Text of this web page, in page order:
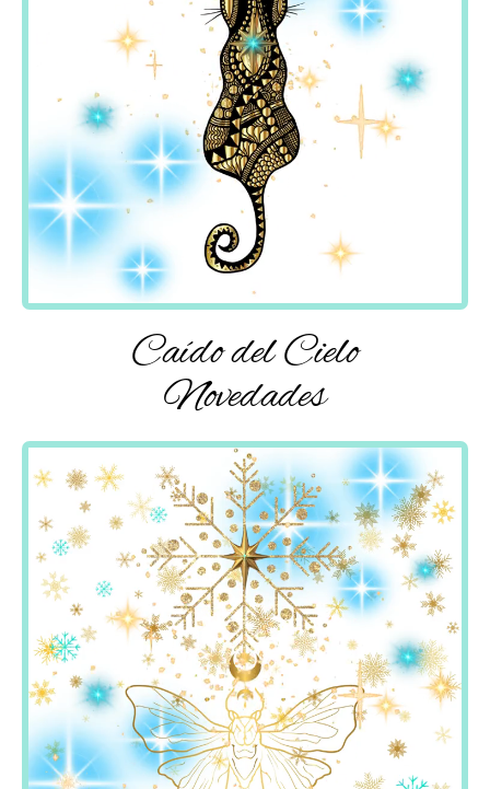
Caído del Cielo
Novedades